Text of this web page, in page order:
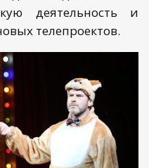
деятельность и
телепроектов.